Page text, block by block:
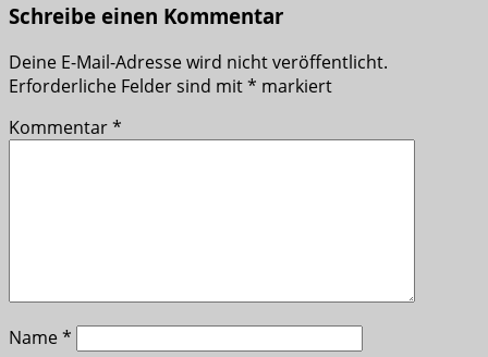
Schreibe einen Kommentar
Deine E-Mail-Adresse wird nicht veröffentlicht.
Erforderliche Felder sind mit* markiert
Kommentar*
Name*